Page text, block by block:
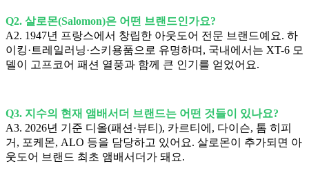
Q2. 살로몬(Salomon)은 어떤 브랜드인가요?
A2. 1947년 프랑스에서 창립한 아웃도어 전문 브랜드예요. 하
이킹·트레일러닝·스키용품으로 유명하며, 국내에서는 XT-6 모
델이 고프코어 패션 열풍과 함께 큰 인기를 얻었어요.
Q3. 지수의 현재 앰배서더 브랜드는 어떤 것들이 있나요?
A3. 2026년 기준 디올(패션·뷰티), 카르티에, 다이슨, 톰 히피
거, 포케몬, ALO 등을 담당하고 있어요. 살로몬이 추가되면 아
웃도어 브랜드 최초 앰배서더가 돼요.